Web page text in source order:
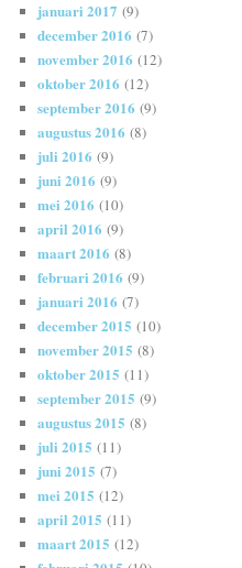
januari 2017 (9)
december 2016 (7)
november 2016 (12)
oktober 2016 (12)
september 2016 (9)
augustus 2016 (8)
juli 2016 (9)
juni 2016 (9)
mei 2016 (10)
april 2016 (9)
maart 2016 (8)
februari 2016 (9)
januari 2016 (7)
december 2015 (10)
november 2015 (8)
oktober 2015 (11)
september 2015 (9)
augustus 2015 (8)
juli 2015 (11)
juni 2015 (7)
mei 2015 (12)
april 2015 (11)
maart 2015 (12)